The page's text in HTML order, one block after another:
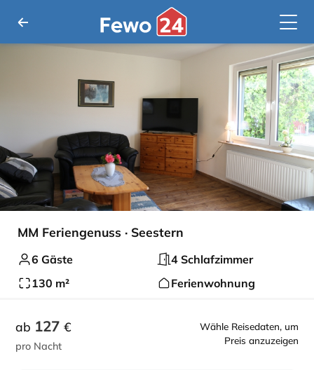
MM Feriengenuss · Seestern
6 Gäste
4 Schlafzimmer
130 m²
Ferienwohnung
Wähle Reisedaten, um
Preis anzuzeigen
ab 127 €
pro Nacht